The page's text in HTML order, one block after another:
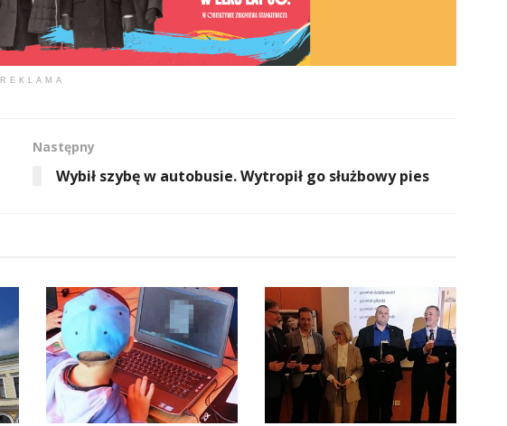
REKLAMA
Następny
Wybił szybę w autobusie. Wytropił go służbowy pies